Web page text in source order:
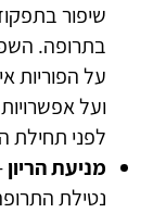
שיפור
בתרופה.
על הפוריות
ועל
לפני תחילת
מניעת הריון
נטילת